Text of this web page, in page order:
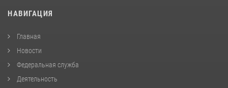
НАВИГАЦИЯ
Главная
Новости
Федеральная служба
Деятельность